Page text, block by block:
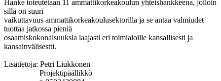
Hanke toteutetaan 11 ammattikorkeakoulun yhteishankkeena, jolloin
sillä on suuri
vaikuttavuus ammattikorkeakoulusektorilla ja se antaa valmiudet
tuottaa jatkossa pieniä
osaamiskokonaisuuksia laajasti eri toimialoille kansallisesti ja
kansainvälisestti.
Lisätietoja: Petri Liukkonen
Projektipäällikkö